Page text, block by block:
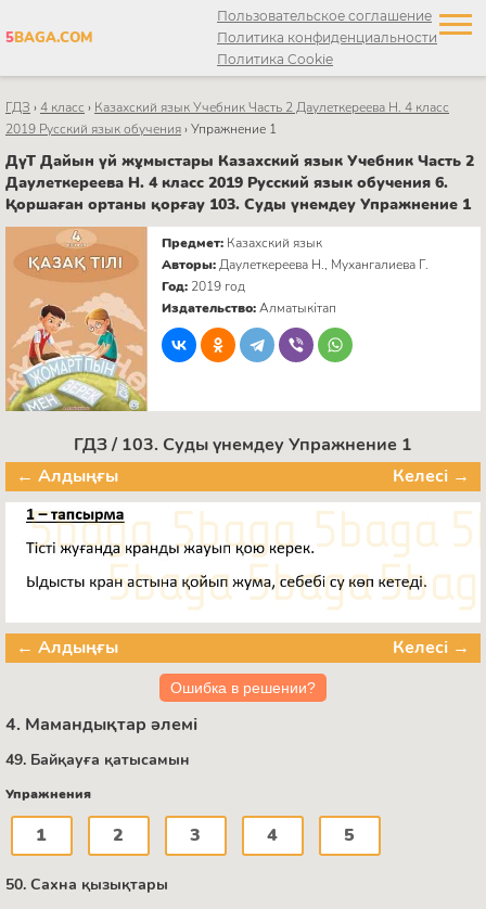
5BAGA.COM
Пользовательское соглашение
Политика конфиденциальности
Политика Cookie
ГДЗ ›4 класс › Казахский язык Учебник Часть 2 Даулеткереева Н. 4 класс
2019 Русский язык обучения›Упражнение 1
ДүТ Дайын үй жұмыстары Казахский язык Учебник Часть 2
Даулеткереева Н. 4 класс 2019 Русский язык обучения 6.
Қоршаған ортаны қорғау 103. Суды үнемдеу Упражнение 1
Предмет: Казахский язык
Авторы:Даулеткереева Н., Мухангалиева Г.
Год: 2019 год
Издательство:Алматыкітап
ГДЗ / 103. Суды үнемдеу Упражнение 1
← Алдыңғы
Келесі →
← Алдыңғы Келесі →
Ошибка в решении?
4. Мамандықтар әлемі
49. Байқауға қатысамын
Упражнения
1 2 3 4 5
50. Сахна қызықтары